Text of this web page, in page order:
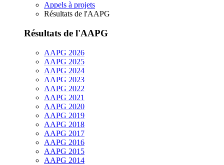
Appels à projets
Résultats de l'AAPG
Résultats de l'AAPG
AAPG 2026
AAPG 2025
AAPG 2024
AAPG 2023
AAPG 2022
AAPG 2021
AAPG 2020
AAPG 2019
AAPG 2018
AAPG 2017
AAPG 2016
AAPG 2015
AAPG 2014